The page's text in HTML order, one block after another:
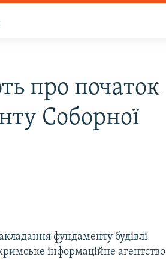
про початок
Соборної
фундаменту будівлі
інформаційне агентство